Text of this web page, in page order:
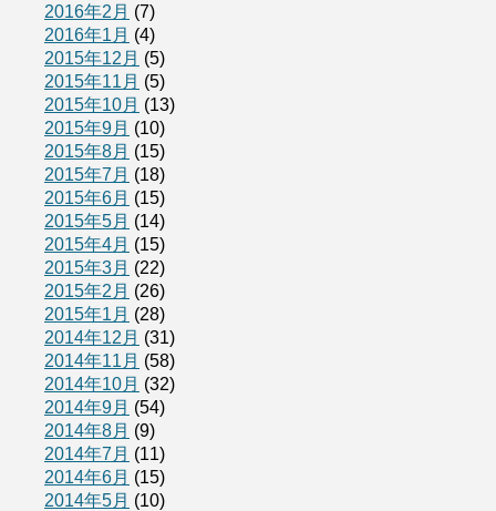
2016年2月 (7)
2016年1月 (4)
2015年12月 (5)
2015年11月 (5)
2015年10月 (13)
2015年9月 (10)
2015年8月 (15)
2015年7月 (18)
2015年6月 (15)
2015年5月 (14)
2015年4月 (15)
2015年3月 (22)
2015年2月 (26)
2015年1月 (28)
2014年12月 (31)
2014年11月 (58)
2014年10月 (32)
2014年9月 (54)
2014年8月 (9)
2014年7月 (11)
2014年6月 (15)
2014年5月 (10)